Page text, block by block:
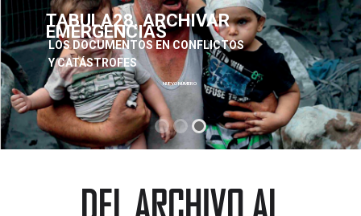
ARCHIVAMOS 140
ALGO MÁS QUE DULCES. EL
PATRIMONIO
DOCUMENTAL DE LOS
CONVENTOS FEMENINOS
DEL ARCHIVO AL